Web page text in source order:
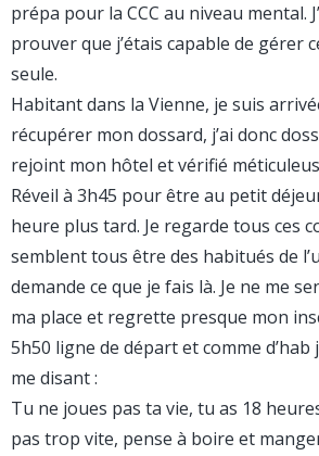
prépa pour la CCC au niveau mental.
prouver que j’étais capable de gérer
seule.
Habitant dans la Vienne, je suis
récupérer mon dossard, j’ai donc
rejoint mon hôtel et vérifié
Réveil à 3h45 pour être au petit
heure plus tard. Je regarde tous ces
semblent tous être des habitués de
demande ce que je fais là. Je ne me
ma place et regrette presque mon
5h50 ligne de départ et comme
me disant :
Tu ne joues pas ta vie, tu as 18
pas trop vite, pense à boire et